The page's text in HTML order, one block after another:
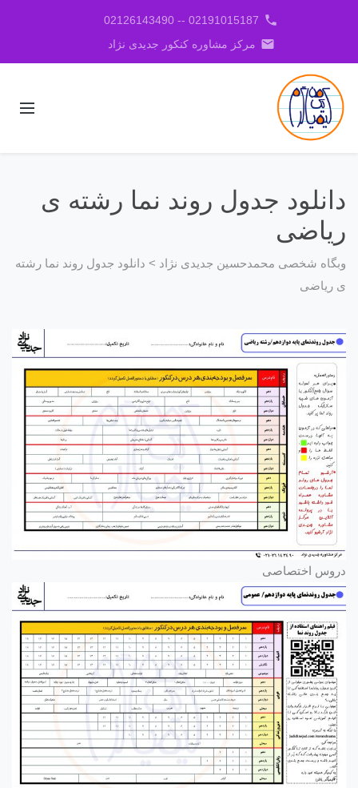
phone
02191015187 -- 02126143490
email مرکز مشاوره کنکور جدیدی نژاد
دانلود جدول روند نما رشته ی
ریاضی
وبگاه شخصی محمدحسین جدیدی نژاد > دانلود جدول روند نما رشته
ی ریاضی
دروس اختصاصی